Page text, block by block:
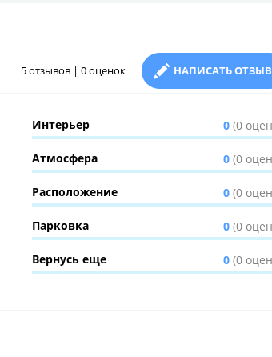
5 отзывов | 0 оценок НАПИСАТЬ ОТЗЫВ
Интерьер 0 (0
Атмосфера 0 (0
Расположение 0 (0
Парковка 0 (0
Вернусь еще 0 (0